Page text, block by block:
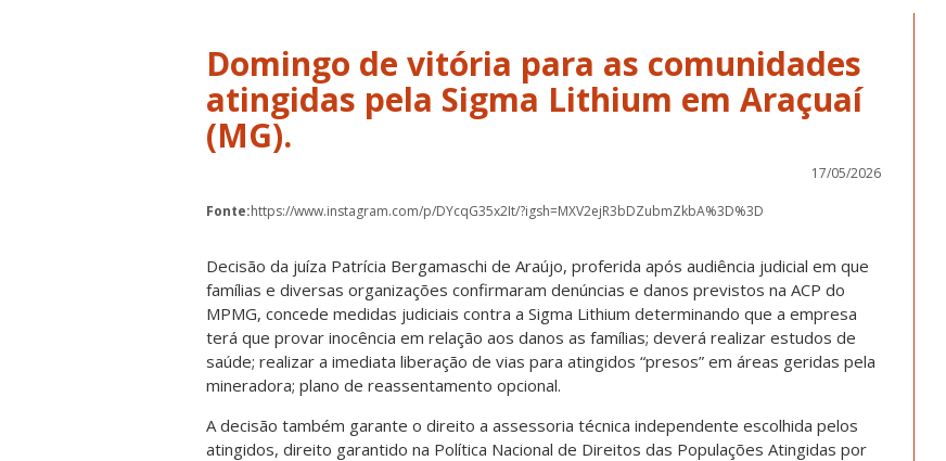
Domingo de vitória para as comunidades
atingidas pela Sigma Lithium em Araçuaí
(MG).
17/05/2026
Fonte:https://www.instagram.com/p/DYcqG35x2It/?igsh=MXV2ejR3bDZubmZkbA%3D%3D
Decisão da juíza Patrícia Bergamaschi de Araújo, proferida após audiência judicial em que
famílias e diversas organizações confirmaram denúncias e danos previstos na ACP do
MPMG, concede medidas judiciais contra a Sigma Lithium determinando que a empresa
terá que provar inocência em relação aos danos as famílias; deverá realizar estudos de
saúde; realizar a imediata liberação de vias para atingidos “presos” em áreas geridas pela
mineradora; plano de reassentamento opcional.
A decisão também garante o direito a assessoria técnica independente escolhida pelos
atingidos, direito garantido na Política Nacional de Direitos das Populações Atingidas por